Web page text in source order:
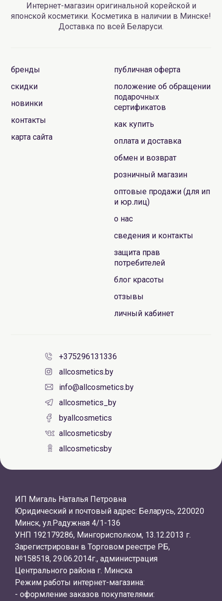
Интернет-магазин оригинальной корейской и
японской косметики. Косметика в наличии в Минске!
Доставка по всей Беларуси.
бренды
скидки
новинки
контакты
карта сайта
публичная оферта
положение об обращении
подарочных
сертификатов
как купить
оплата и доставка
обмен и возврат
розничный магазин
оптовые продажи (для ип
и юр.лиц)
о нас
сведения и контакты
защита прав
потребителей
блог красоты
отзывы
личный кабинет
+375296131336
allcosmetics.by
info@allcosmetics.by
allcosmetics_by
byallcosmetics
allcosmeticsby
allcosmeticsby
ИП Мигаль Наталья Петровна
Юридический и почтовый адрес: Беларусь, 220020
Минск, ул.Радужная 4/1-136
УНП 192179286, Мингорисполком, 13.12.2013 г.
Зарегистрирован в Торговом реестре РБ,
№158518, 29.06.2014г., администрация
Центрального района г. Минска
Режим работы интернет-магазина:
- оформление заказов покупателями: